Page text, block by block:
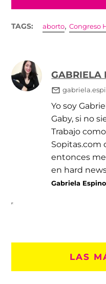
TAGS: aborto,Congreso
GABRIELA
Yo soy
Gaby, si no
Trabajo
Sopitas.com
entonces
en hard
Gabriela
LAS